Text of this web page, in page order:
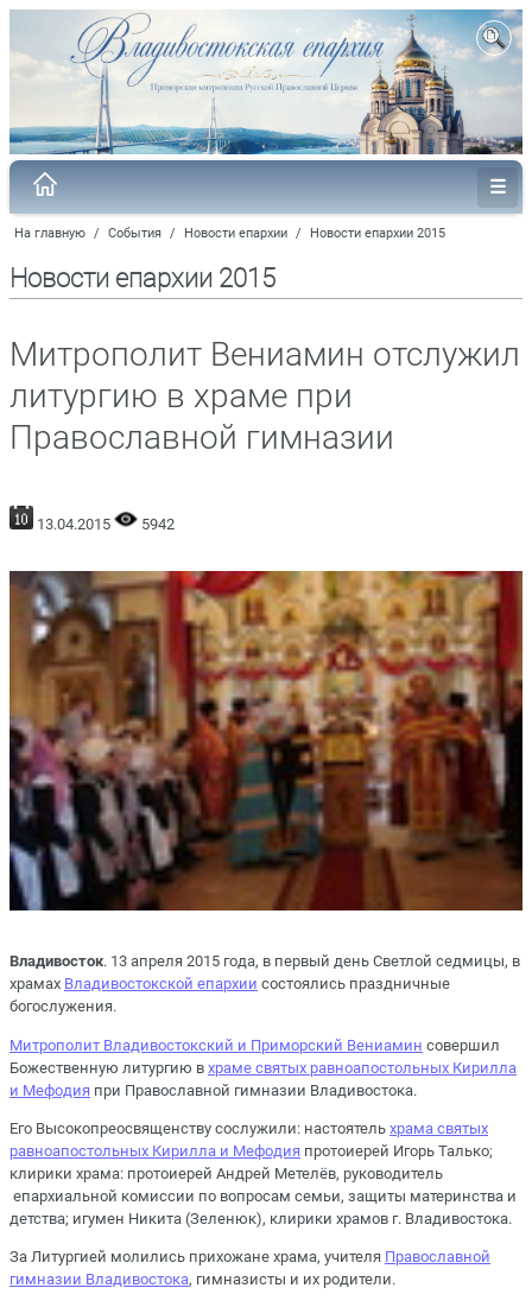
На главную / События / Новости епархии / Новости епархии 2015
Новости епархии 2015
Митрополит Вениамин отслужил
литургию в храме при
Православной гимназии
13.04.2015 5942
Владивосток. 13 апреля 2015 года, в первый день Светлой седмицы, в
храмах Владивостокской епархии состоялись праздничные
богослужения.
Митрополит Владивостокский и Приморский Вениамин совершил
Божественную литургию в храме святых равноапостольных Кирилла
и Мефодия при Православной гимназии Владивостока.
Его Высокопреосвященству сослужили: настоятель храма святых
равноапостольных Кирилла и Мефодия протоиерей Игорь Талько;
клирики храма: протоиерей Андрей Метелёв, руководитель
епархиальной комиссии по вопросам семьи, защиты материнства и
детства; игумен Никита (Зеленюк), клирики храмов г. Владивостока.
За Литургией молились прихожане храма, учителя Православной
гимназии Владивостока, гимназисты и их родители.